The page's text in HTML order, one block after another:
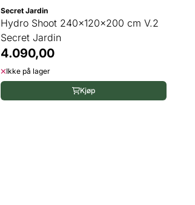
Secret Jardin
Hydro Shoot 240x120x200 cm V.2
Secret Jardin
4.090,00
Ikke på lager
Kjøp